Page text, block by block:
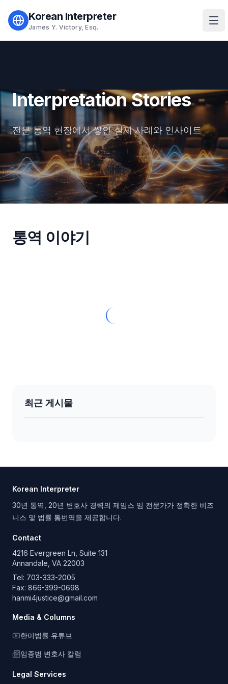
Korean Interpreter
James Y. Victory, Esq.
Interpretation Stories
전문 통역 현장에서 쌓인 실제 사례와 인사이트
통역 이야기
최근 게시물
Korean Interpreter
30년 통역, 20년 변호사 경력의 제임스 임 전문가가 정확한 비즈
니스 및 법률 통번역을 제공합니다.
Contact
4216 Evergreen Ln, Suite 131
Annandale, VA 22003
Tel: 703-333-2005
Fax: 866-399-0698
hanmi4justice@gmail.com
Media & Columns
한미법률 유튜브
임종범 변호사 칼럼
Legal Services